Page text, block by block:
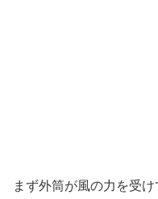
まず外筒が風の力を受